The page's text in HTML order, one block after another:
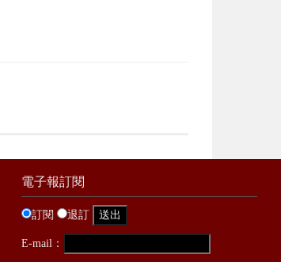
電子報訂閱
訂閱 退訂
E-mail：